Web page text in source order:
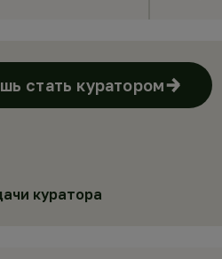
стать куратором
куратора